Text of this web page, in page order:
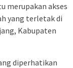
merupakan akses
yang terletak di
Kabupaten
diperhatikan